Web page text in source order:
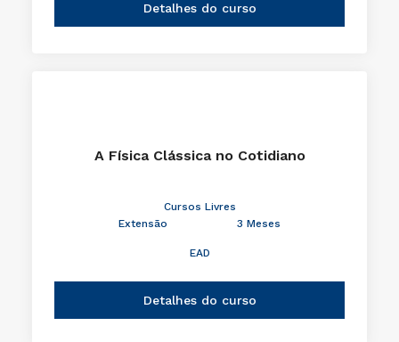
Detalhes do curso
A Física Clássica no Cotidiano
Cursos Livres
Extensão
3 Meses
EAD
Detalhes do curso